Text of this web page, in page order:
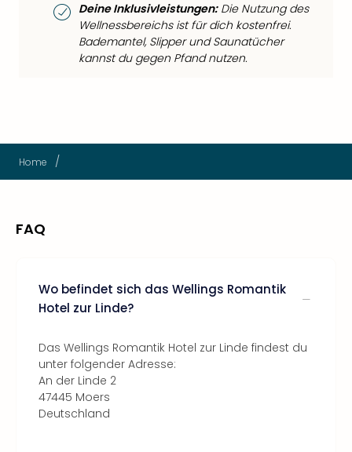
Deine Inklusivleistungen:Die Nutzung des
Wellnessbereichs ist für dich kostenfrei.
Bademantel, Slipper und Saunatücher
kannst du gegen Pfand nutzen.
Home /
FAQ
Wo befindet sich das Wellings Romantik
Hotel zur Linde?
Das Wellings Romantik Hotel zur Linde findest du
unter folgender Adresse:
An der Linde 2
47445 Moers
Deutschland